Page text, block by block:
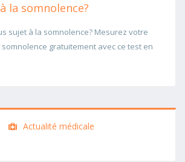
la somnolence?
sujet à la somnolence? Mesurez votre
gratuitement avec ce test en
Actualité médicale